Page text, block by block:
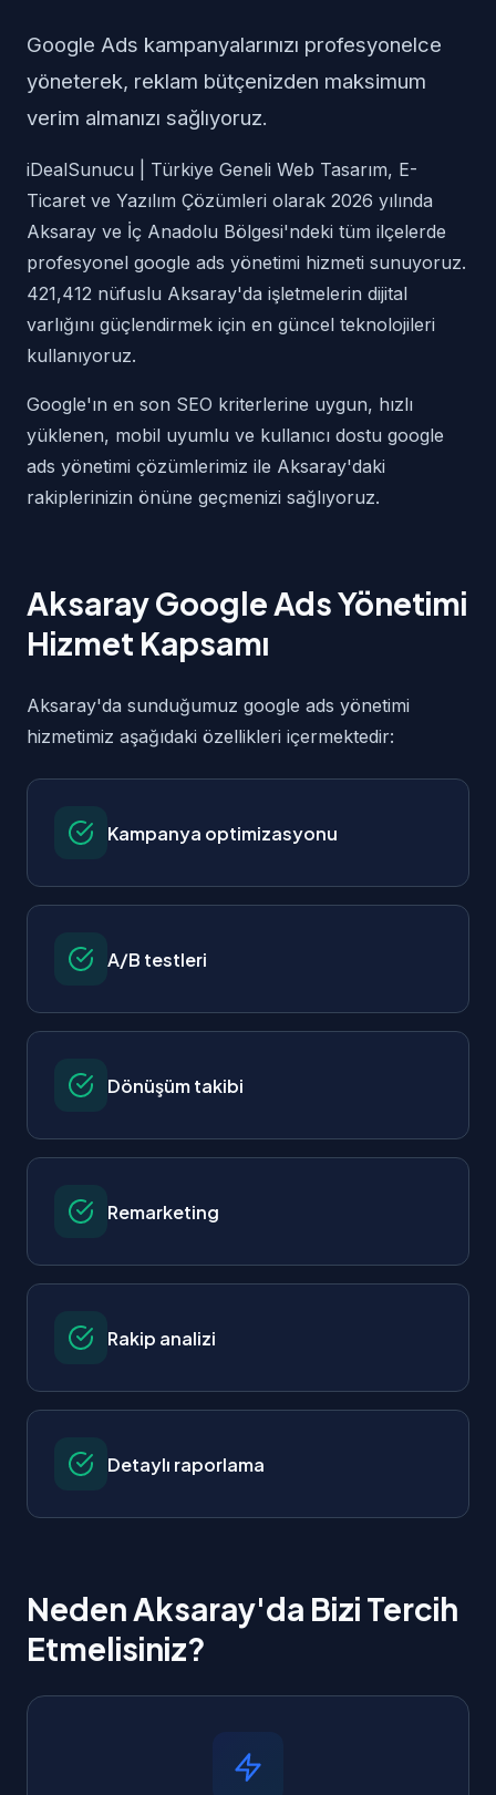
Google Ads kampanyalarınızı profesyonelce
yöneterek, reklam bütçenizden maksimum
verim almanızı sağlıyoruz.
iDealSunucu | Türkiye Geneli Web Tasarım, E-
Ticaret ve Yazılım Çözümleri olarak 2026 yılında
Aksaray ve İç Anadolu Bölgesi'ndeki tüm ilçelerde
profesyonel google ads yönetimi hizmeti sunuyoruz.
421,412 nüfuslu Aksaray'da işletmelerin dijital
varlığını güçlendirmek için en güncel teknolojileri
kullanıyoruz.
Google'ın en son SEO kriterlerine uygun, hızlı
yüklenen, mobil uyumlu ve kullanıcı dostu google
ads yönetimi çözümlerimiz ile Aksaray'daki
rakiplerinizin önüne geçmenizi sağlıyoruz.
Aksaray Google Ads Yönetimi
Hizmet Kapsamı
Aksaray'da sunduğumuz google ads yönetimi
hizmetimiz aşağıdaki özellikleri içermektedir:
Kampanya optimizasyonu
A/B testleri
Dönüşüm takibi
Remarketing
Rakip analizi
Detaylı raporlama
Neden Aksaray'da Bizi Tercih
Etmelisiniz?